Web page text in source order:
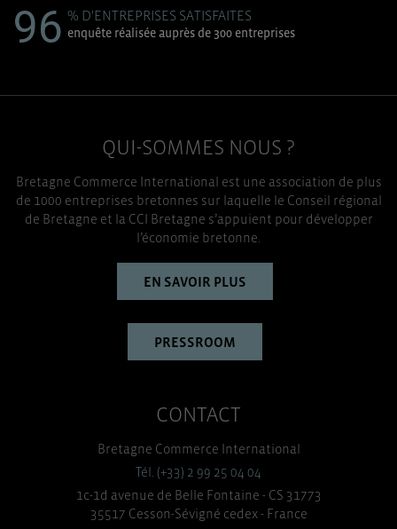
96 % D'ENTREPRISES SATISFAITES
enquête réalisée auprès de 300 entreprises
QUI-SOMMES NOUS ?
Bretagne Commerce International est une association de plus
de 1000 entreprises bretonnes sur laquelle le Conseil régional
de Bretagne et la CCI Bretagne s’appuient pour développer
l’économie bretonne.
EN SAVOIR PLUS
PRESSROOM
CONTACT
Bretagne Commerce International
Tél. (+33) 2 99 25 04 04
1c-1d avenue de Belle Fontaine - CS 31773
35517 Cesson-Sévigné cedex - France